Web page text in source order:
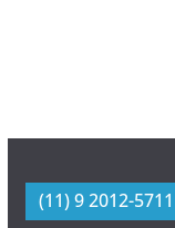
(11) 9 2012-5711